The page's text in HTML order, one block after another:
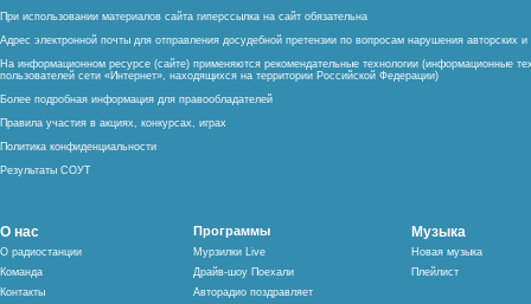
При использовании материалов сайта гиперссылка на сайт обязательна
Адрес электронной почты для отправления досудебной претензии по вопросам нарушения авторских
На информационном ресурсе (сайте) применяются рекомендательные технологии (информационные
пользователей сети «Интернет», находящихся на территории Российской Федерации)
Более подробная информация для правообладателей
Правила участия в акциях, конкурсах, играх
Политика конфиденциальности
Результаты СОУТ
О нас
О радиостанции
Команда
Контакты
Программы
Мурзилки Live
Драйв-шоу Поехали
Авторадио поздравляет
Музыка
Новая музыка
Плейлист